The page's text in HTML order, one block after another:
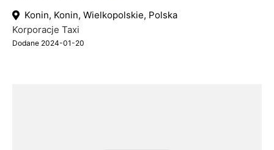
Konin, Konin, Wielkopolskie, Polska
Korporacje Taxi
Dodane 2024-01-20